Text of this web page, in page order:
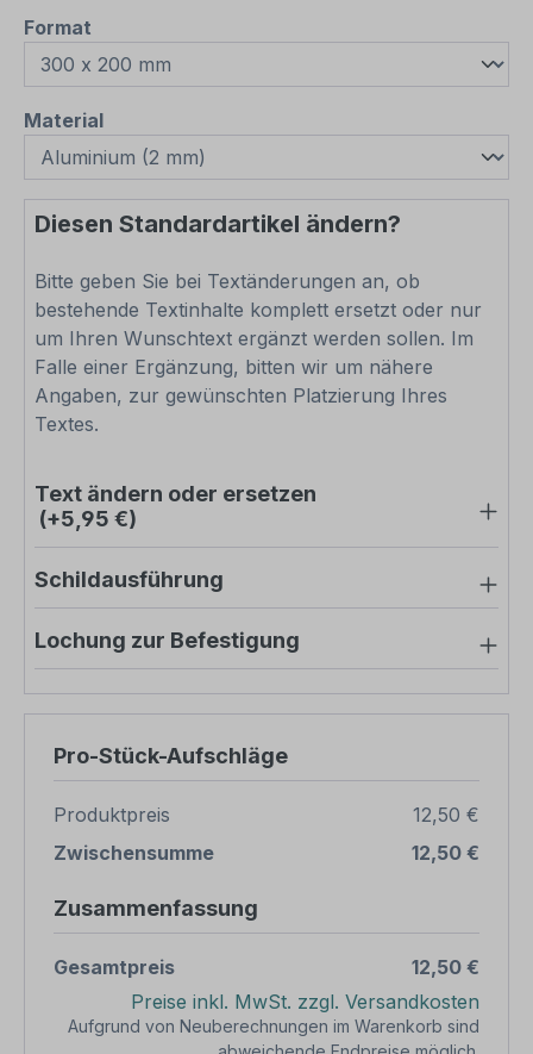
Format
Materialauswählen
Diesen Standardartikel ändern?
Bitte geben Sie bei Textänderungen an, ob
bestehende Textinhalte komplett ersetzt oder nur
um Ihren Wunschtext ergänzt werden sollen. Im
Falle einer Ergänzung, bitten wir um nähere
Angaben, zur gewünschten Platzierung Ihres
Textes.
Text ändern oder ersetzen
(+5,95 €)
Schildausführung
Lochung zur Befestigung
Pro-Stück-Aufschläge
Produktpreis
12,50 €
Zwischensumme
12,50 €
Zusammenfassung
Gesamtpreis
12,50 €
Preise inkl. MwSt. zzgl. Versandkosten
Aufgrund von Neuberechnungen im Warenkorb sind